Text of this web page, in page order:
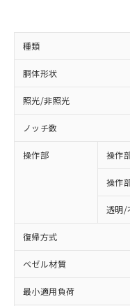
種類
胴体形状
照光/非照光
ノッチ数
操作部 操作
操作
透明/
復帰方式
ベゼル材質
最小適用負荷